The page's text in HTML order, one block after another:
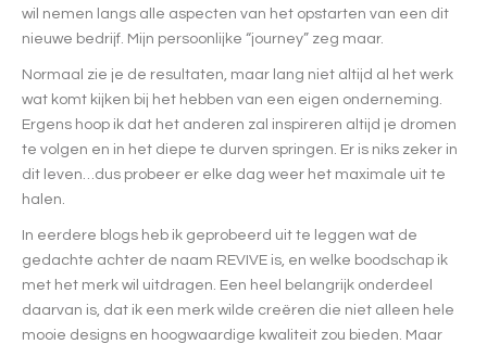
wil nemen langs alle aspecten van het opstarten van een dit
nieuwe bedrijf. Mijn persoonlijke “journey” zeg maar.
Normaal zie je de resultaten, maar lang niet altijd al het werk
wat komt kijken bij het hebben van een eigen onderneming.
Ergens hoop ik dat het anderen zal inspireren altijd je dromen
te volgen en in het diepe te durven springen. Er is niks zeker in
dit leven…dus probeer er elke dag weer het maximale uit te
halen.
In eerdere blogs heb ik geprobeerd uit te leggen wat de
gedachte achter de naam REVIVE is, en welke boodschap ik
met het merk wil uitdragen. Een heel belangrijk onderdeel
daarvan is, dat ik een merk wilde creëren die niet alleen hele
mooie designs en hoogwaardige kwaliteit zou bieden. Maar